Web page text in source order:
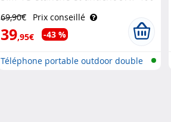
69,90€ Prix conseillé
39,95€ -43 %
Téléphone portable outdoor double